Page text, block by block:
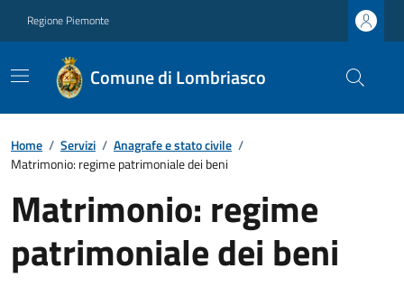
Regione Piemonte
Comune di Lombriasco
Home / Servizi / Anagrafe e stato civile /
Matrimonio: regime patrimoniale dei beni
Matrimonio: regime
patrimoniale dei beni